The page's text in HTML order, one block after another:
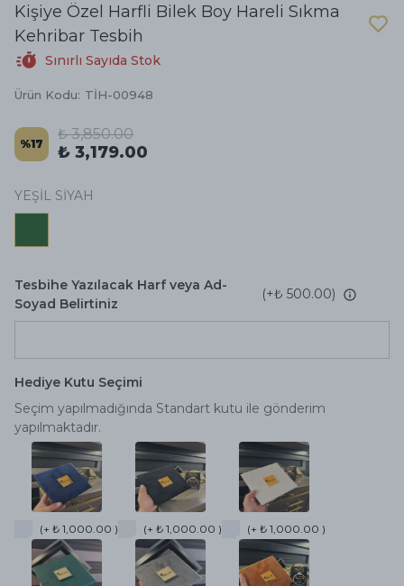
Kişiye Özel Harfli Bilek Boy Hareli Sıkma
Kehribar Tesbih
Sınırlı Sayıda Stok
Ürün Kodu: TİH-00948
%17
₺ 3,850.00
₺ 3,179.00
YEŞİL SİYAH
Tesbihe Yazılacak Harf veya Ad-
Soyad Belirtiniz
(+₺ 500.00)
Hediye Kutu Seçimi
Seçim yapılmadığında Standart kutu ile gönderim
yapılmaktadır.
(+ ₺ 1,000.00 ) (+ ₺ 1,000.00 ) (+ ₺ 1,000.00 )